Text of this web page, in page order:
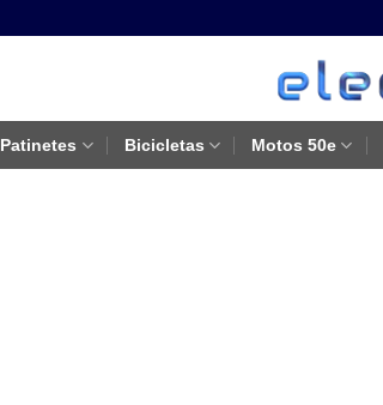
Patinetes Bicicletas Motos 50e